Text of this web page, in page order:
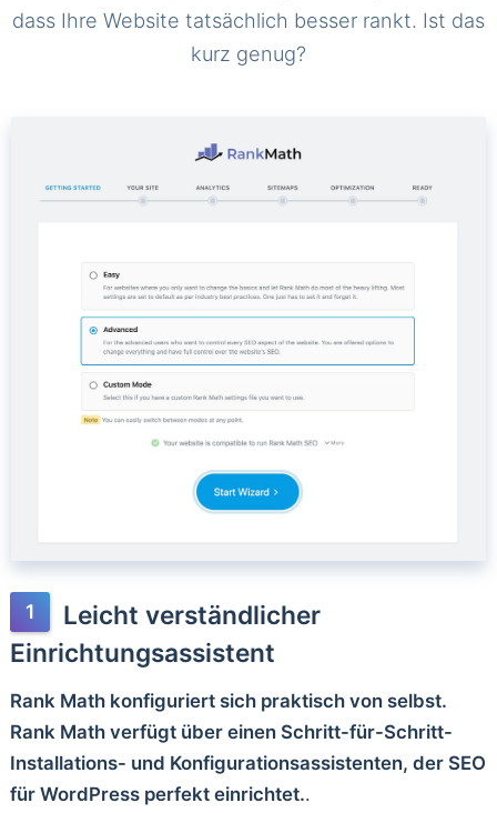
dass Ihre Website tatsächlich besser rankt. Ist das
kurz genug?
Leicht verständlicher
Einrichtungsassistent
Rank Math konfiguriert sich praktisch von selbst.
Rank Math verfügt über einen Schritt-für-Schritt-
Installations- und Konfigurationsassistenten, der SEO
für WordPress perfekt einrichtet..